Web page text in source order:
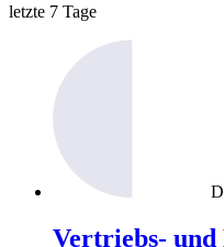
letzte 7 Tage
D
Vertriebs- und